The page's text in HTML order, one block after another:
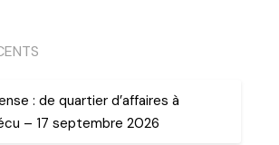
: de quartier d’affaires à
– 17 septembre 2026